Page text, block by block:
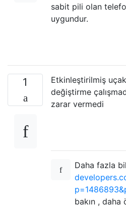
sabit pili olan
uygundur.
1
Etkinleştirilmiş
değiştirme
zarar vermedi
Daha fazla
bakın ,